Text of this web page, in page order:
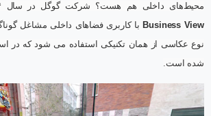
محیط‌های داخلی هم هست؟ شرکت گوگل در سال ۲۰۱۴ از پروژه
Business View با کاربری فضاهای داخلی مشاغل
نوع عکاسی از همان تکنیکی استفاده می شود که در
شده است.